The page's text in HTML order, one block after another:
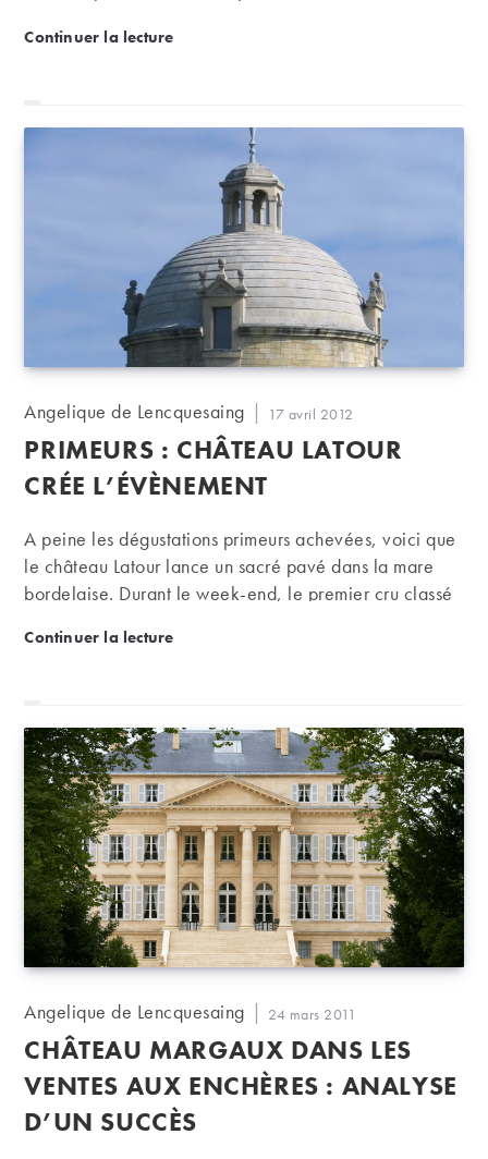
?
Continuer la lecturePrimeurs 2011 : après la sortie de Château Lafite,
Auteur/autrice
la
publication :
Angelique de Lencquesaing
Publication
publiée :
17 avril 2012
PRIMEURS : CHÂTEAU LATOUR
CRÉE L’ÉVÈNEMENT
A peine les dégustations primeurs achevées, voici que
le château Latour lance un sacré pavé dans la mare
bordelaise. Durant le week-end, le premier cru classé
système de commercialisation en primeur à compter du
Continuer la lecturePrimeurs : Château Latour crée l’évènement
Auteur/autrice
la
publication :
Angelique de Lencquesaing
Publication
publiée :
24 mars 2011
CHÂTEAU MARGAUX DANS LES
VENTES AUX ENCHÈRES : ANALYSE
D’UN SUCCÈS